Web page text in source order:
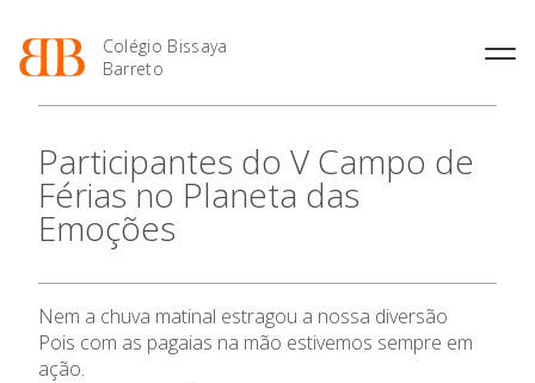
Colégio Bissaya
Barreto
O Colégio
Projeto Educativo
Organização
Colaboradores Docentes
Instalações
Ofertas de emprego
Enriquecimento Curricular
Oferta Curricular
Atividades Extracurriculares
Atividades de Interrupção
Letiva
Profissionais
Matrículas
Horários e Manuais
Termalismo
Curso de Técnico/a de Apoio
à Família e à Comunidade
Ofertas de Emprego
2027
Calendários
Portal do Professor
de Educação
SIGE
Secretariado de Exames
Participantes do V Campo de
Férias no Planeta das
Emoções
Nem a chuva matinal estragou a nossa diversão
Pois com as pagaias na mão estivemos sempre em
ação.